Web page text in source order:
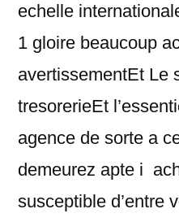
echelle
1 gloire beaucoup
avertissementEt Le
tresorerieEt
agence de sorte a
demeurez apte i
susceptible d’entre